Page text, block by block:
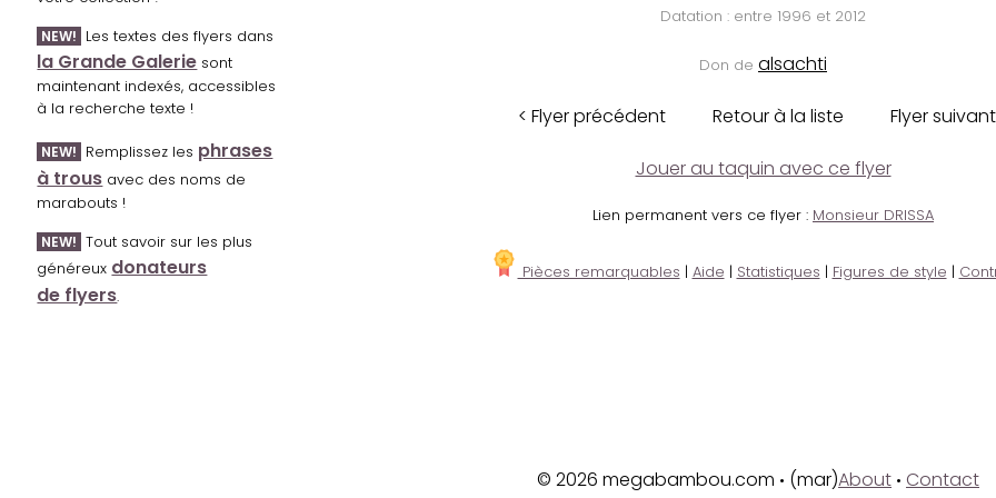
NEW! Les textes des flyers dans
la Grande Galerie sont
maintenant indexés, accessibles
à la recherche texte !
NEW! Remplissez les phrases
à trous avec des noms de
marabouts !
NEW! Tout savoir sur les plus
généreux donateurs
de flyers.
Datation : entre 1996 et 2012
Don de alsachti
< Flyer précédent Retour à la liste Flyer
Jouer au taquin avec ce flyer
Lien permanent vers ce flyer : Monsieur DRISSA
Pièces remarquables | Aide | Statistiques | Figures de style |
© 2026 megabambou.com • (mar)About • Contact